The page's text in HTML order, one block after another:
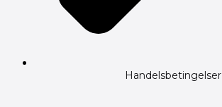
Handelsbetingelser